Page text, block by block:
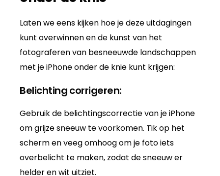
Laten we eens kijken hoe je deze uitdagingen
kunt overwinnen en de kunst van het
fotograferen van besneeuwde landschappen
met je iPhone onder de knie kunt krijgen:
Belichting corrigeren:
Gebruik de belichtingscorrectie van je iPhone
om grijze sneeuw te voorkomen. Tik op het
scherm en veeg omhoog om je foto iets
overbelicht te maken, zodat de sneeuw er
helder en wit uitziet.